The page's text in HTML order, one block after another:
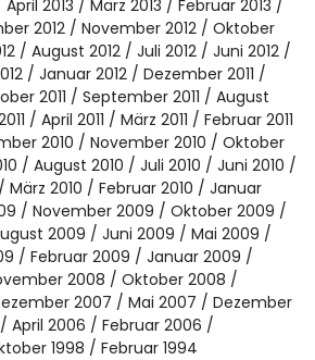
April 2013 März 2013
Februar 2013
2012 November 2012
Oktober
August 2012 Juli 2012
Juni 2012
Januar 2012
Dezember 2011
2011 September 2011
August
April 2011 März 2011
Februar 2011
2010 November 2010
Oktober
August 2010 Juli 2010
Juni 2010
März 2010 Februar 2010
Januar
November 2009
Oktober 2009
2009 Juni 2009
Mai 2009
Februar 2009
Januar 2009
2008
Oktober 2008
2007 Mai 2007
Dezember
April 2006
Februar 2006
1998 Februar 1994